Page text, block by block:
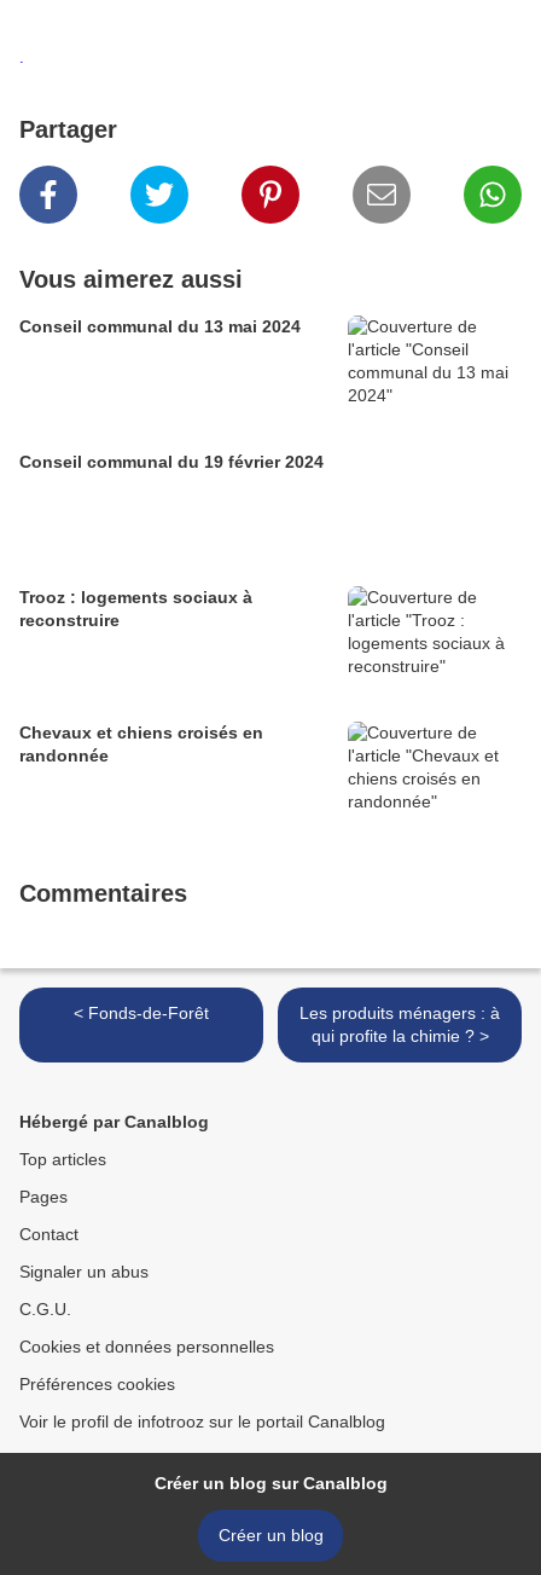
.
Partager
Vous aimerez aussi
Conseil communal du 13 mai 2024
Conseil communal du 19 février 2024
Trooz : logements sociaux à
reconstruire
Chevaux et chiens croisés en
randonnée
Commentaires
< Fonds-de-Forêt
Les produits ménagers : à
qui profite la chimie ? >
Hébergé par Canalblog
Top articles
Pages
Contact
Signaler un abus
C.G.U.
Cookies et données personnelles
Préférences cookies
Voir le profil de infotrooz sur le portail Canalblog
Créer un blog sur Canalblog
Créer un blog